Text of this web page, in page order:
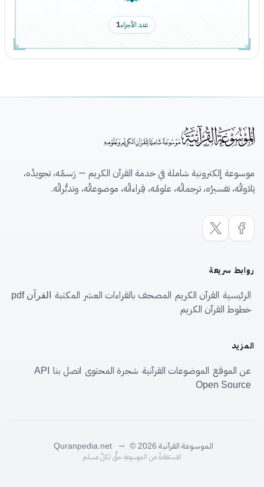
عدد الأجزاء1
موسوعة إلكترونية شاملة في خدمة القرآن الكريم — رَسمُه، تجويدُه،
تِلاواتُه، تفسيرُه، ترجماتُه، علومُه، قِراءاتُه، موضوعاتُه، وتدبُّراتُه.
روابط سريعة
الرئيسية القرآن الكريم المصحف بالقراءات العشر المكتبة القرآن pdf
خطوط القرآن الكريم
المزيد
عن الموقع الموضوعات القرآنية شجرة المحتوى اتصل بنا
API
Open Source
الموسوعة القرآنية Quranpedia.net — © 2026
الاستفادةُ من الموسوعةِ حقٌّ لكلِّ مسلم